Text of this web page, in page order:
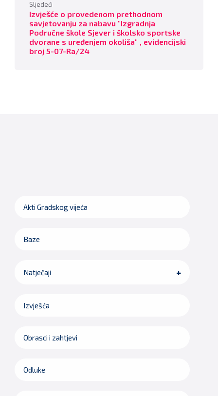
Sljedeći
Izvješće o provedenom prethodnom
savjetovanju za nabavu "Izgradnja
Područne škole Sjever i školsko sportske
dvorane s uređenjem okoliša" , evidencijski
broj 5-07-Ra/24
Akti Gradskog vijeća
Baze
Natječaji
Izvješća
Obrasci i zahtjevi
Odluke